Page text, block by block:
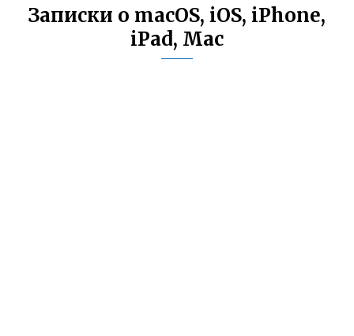
Записки о macOS, iOS, iPhone,
iPad, Mac